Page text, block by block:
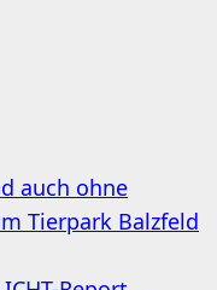
auch ohne
Tierpark Balzfeld